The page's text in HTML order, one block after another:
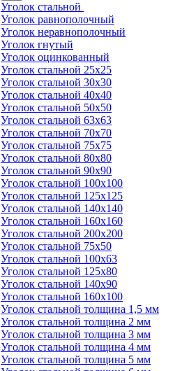
Уголок стальной
Уголок равнополочный
Уголок неравнополочный
Уголок гнутый
Уголок оцинкованный
Уголок стальной 25х25
Уголок стальной 30х30
Уголок стальной 40х40
Уголок стальной 50х50
Уголок стальной 63х63
Уголок стальной 70х70
Уголок стальной 75х75
Уголок стальной 80х80
Уголок стальной 90х90
Уголок стальной 100х100
Уголок стальной 125х125
Уголок стальной 140х140
Уголок стальной 160х160
Уголок стальной 200х200
Уголок стальной 75х50
Уголок стальной 100х63
Уголок стальной 125х80
Уголок стальной 140х90
Уголок стальной 160х100
Уголок стальной толщина 1,5 мм
Уголок стальной толщина 2 мм
Уголок стальной толщина 3 мм
Уголок стальной толщина 4 мм
Уголок стальной толщина 5 мм